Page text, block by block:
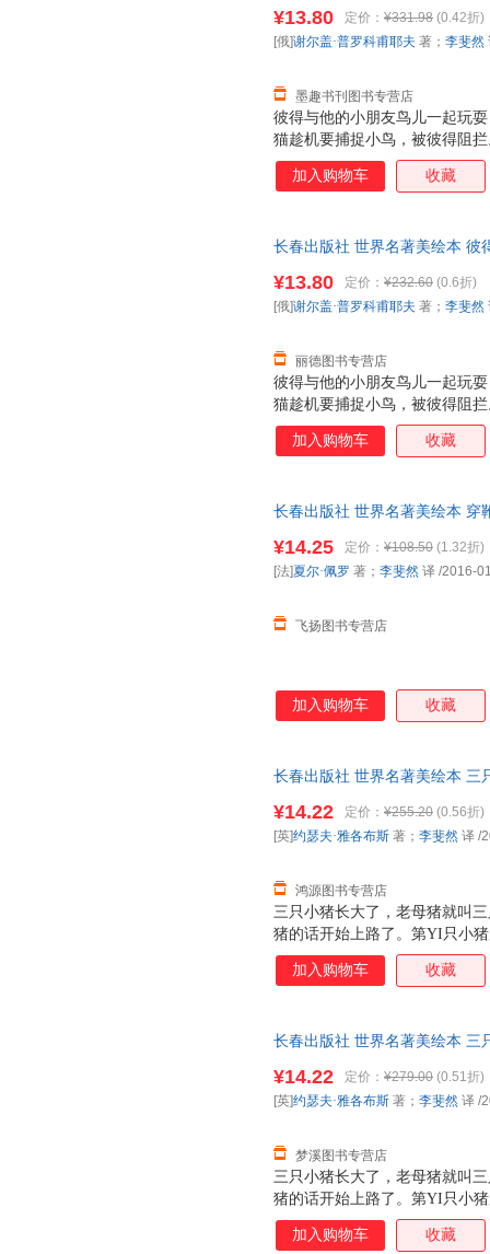
套，电子发票！
彼得与他的小朋友鸟儿一起玩
猫趁机要捕捉小鸟，被彼得阻
回家。不久，狼真来了，吃掉
顾个人安危，在小鸟的帮助下
¥13.80 定价： ¥331.98 (0.42折)
墨趣书刊图书专营店
[俄]谢尔盖·普罗科甫耶夫 著； 李斐然
加入购物车 收藏
长春出版社 世界名著美绘本 彼
套，电子发票！
彼得与他的小朋友鸟儿一起玩
猫趁机要捕捉小鸟，被彼得阻
回家。不久，狼真来了，吃掉
顾个人安危，在小鸟的帮助下
¥13.80 定价： ¥232.60 (0.6折)
丽德图书专营店
[俄]谢尔盖·普罗科甫耶夫 著； 李斐然
加入购物车 收藏
长春出版社 世界名著美绘本 穿
票！
¥14.25 定价： ¥108.50 (1.32折)
飞扬图书专营店
[法]夏尔·佩罗 著； 李斐然 译 /2016-
加入购物车 收藏
长春出版社 世界名著美绘本 三
套，电子发票！
三只小猪长大了，老母猪就叫
猪的话开始上路了。第YI只小
倒了。第YI只小猪被狼吃掉了
它把第二只小猪的房子推倒了
说要从烟囱里爬进来。小猪听
¥14.22 定价： ¥255.20 (0.56折)
鸿源图书专营店
[英]约瑟夫·雅各布斯 著； 李斐然 译 /
加入购物车 收藏
长春出版社 世界名著美绘本 三
套，电子发票！
三只小猪长大了，老母猪就叫
猪的话开始上路了。第YI只小
倒了。第YI只小猪被狼吃掉了
它把第二只小猪的房子推倒了
¥14.22 定价： ¥279.00 (0.51折)
梦溪图书专营店
[英]约瑟夫·雅各布斯 著； 李斐然 译 /
加入购物车 收藏